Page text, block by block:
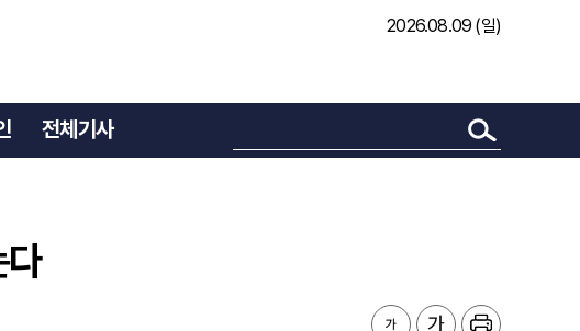
2026.08.09 (일)
전체기사
다